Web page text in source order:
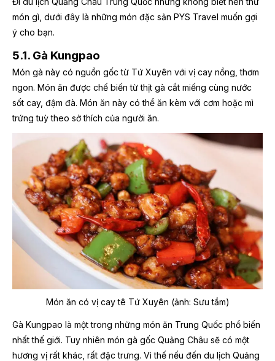
món gì, dưới đây là những món đặc sản PYS Travel muốn gợi
ý cho bạn.
5.1. Gà Kungpao
Món gà này có nguồn gốc từ Tứ Xuyên với vị cay nồng, thơm
ngon. Món ăn được chế biến từ thịt gà cắt miếng cùng nước
sốt cay, đậm đà. Món ăn này có thể ăn kèm với cơm hoặc mì
trứng tuỳ theo sở thích của người ăn.
Món ăn có vị cay tê Tứ Xuyên (ảnh: Sưu tầm)
Gà Kungpao là một trong những món ăn Trung Quốc phổ biến
nhất thế giới. Tuy nhiên món gà gốc Quảng Châu sẽ có một
hương vị rất khác, rất đặc trưng. Vì thế nếu đến du lịch Quảng